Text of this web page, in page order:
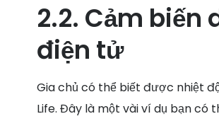
2.2. Cảm
điện tử
Gia chủ có thể biết được nhiệt
Life. Đây là một vài ví dụ bạn có